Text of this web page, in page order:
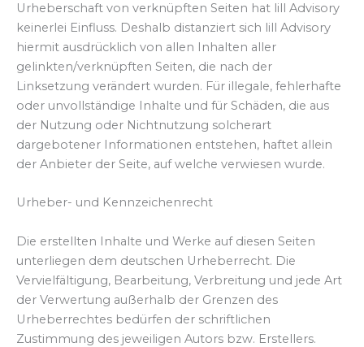
Urheberschaft von verknüpften Seiten hat lill Advisory
keinerlei Einfluss. Deshalb distanziert sich lill Advisory
hiermit ausdrücklich von allen Inhalten aller
gelinkten/verknüpften Seiten, die nach der
Linksetzung verändert wurden. Für illegale, fehlerhafte
oder unvollständige Inhalte und für Schäden, die aus
der Nutzung oder Nichtnutzung solcherart
dargebotener Informationen entstehen, haftet allein
der Anbieter der Seite, auf welche verwiesen wurde.
Urheber- und Kennzeichenrecht
Die erstellten Inhalte und Werke auf diesen Seiten
unterliegen dem deutschen Urheberrecht. Die
Vervielfältigung, Bearbeitung, Verbreitung und jede Art
der Verwertung außerhalb der Grenzen des
Urheberrechtes bedürfen der schriftlichen
Zustimmung des jeweiligen Autors bzw. Erstellers.